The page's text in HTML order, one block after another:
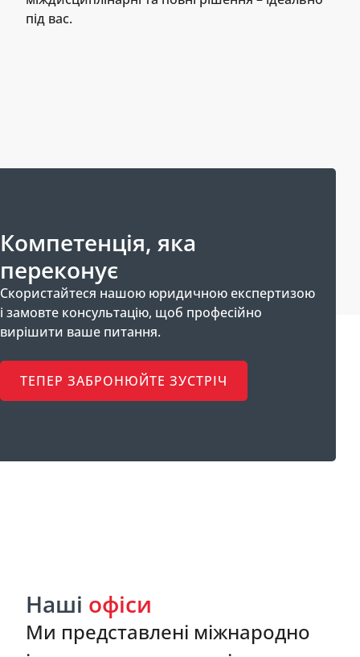
під вас.
Компетенція, яка
переконує
Скористайтеся нашою юридичною експертизою
і замовте консультацію, щоб професійно
вирішити ваше питання.
ТЕПЕР ЗАБРОНЮЙТЕ ЗУСТРІЧ
Наші офіси
Ми представлені міжнародно